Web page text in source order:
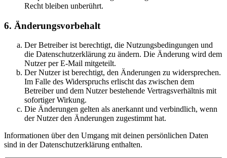
Recht bleiben unberührt.
6. Änderungsvorbehalt
Der Betreiber ist berechtigt, die Nutzungsbedingungen und
die Datenschutzerklärung zu ändern. Die Änderung wird dem
Nutzer per E-Mail mitgeteilt.
Der Nutzer ist berechtigt, den Änderungen zu widersprechen.
Im Falle des Widerspruchs erlischt das zwischen dem
Betreiber und dem Nutzer bestehende Vertragsverhältnis mit
sofortiger Wirkung.
Die Änderungen gelten als anerkannt und verbindlich, wenn
der Nutzer den Änderungen zugestimmt hat.
Informationen über den Umgang mit deinen persönlichen Daten
sind in der Datenschutzerklärung enthalten.